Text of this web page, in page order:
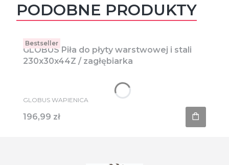
PODOBNE PRODUKTY
Bestseller
GLOBUS Piła do płyty warstwowej i stali
230x30x44Z / zagłębiarka
PRODUCENT
GLOBUS WAPIENICA
Cena
196,99 zł